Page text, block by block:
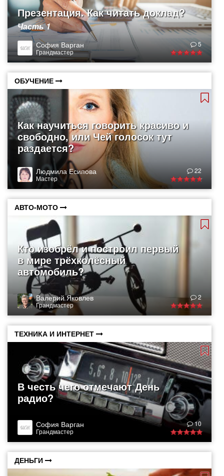
Презентация. Как читать доклад?
Часть 1
София Варган
Грандмастер
5
ОБУЧЕНИЕ
Как научиться говорить красиво и
свободно, или Чей голосок тут
раздается?
Людмила Есипова
Мастер
22
АВТО-МОТО
Кто изобрёл и построил первый
в мире трёхколёсный
автомобиль?
Валерий Яковлев
Грандмастер
2
ТЕХНИКА И ИНТЕРНЕТ
В честь чего отмечают День
радио?
София Варган
Грандмастер
10
ДЕНЬГИ